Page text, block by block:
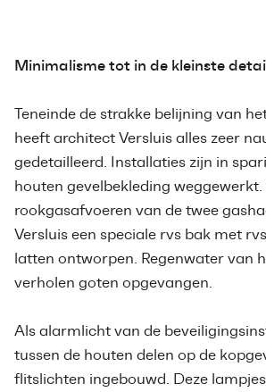
Minimalisme tot in de kleinste
Teneinde de strakke belijning van
heeft architect Versluis alles zeer
gedetailleerd. Installaties zijn in
houten gevelbekleding weggewerkt.
rookgasafvoeren van de twee
Versluis een speciale rvs bak met
latten ontworpen. Regenwater van
verholen goten opgevangen.
Als alarmlicht van de
tussen de houten delen op de
flitslichten ingebouwd. Deze